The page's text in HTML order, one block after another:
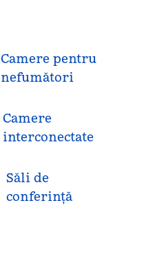
Camere pentru
nefumători
Camere
interconectate
Săli de
conferință